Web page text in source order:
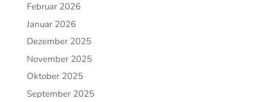
Februar 2026
Januar 2026
Dezember 2025
November 2025
Oktober 2025
September 2025